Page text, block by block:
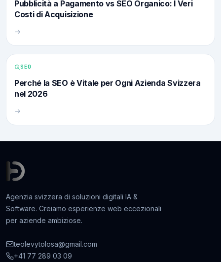
Pubblicità a Pagamento vs SEO Organico: I Veri
Costi di Acquisizione
→
SEO
Perché la SEO è Vitale per Ogni Azienda Svizzera
nel 2026
→
Agenzia svizzera di soluzioni digitali IA &
Software. Creiamo esperienze web eccezionali
per aziende ambiziose.
teolevytolosa@gmail.com
+41 77 289 03 09